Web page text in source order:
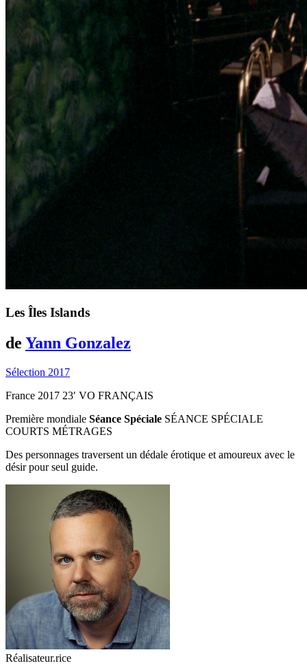
Les Îles Islands
de Yann Gonzalez
Sélection 2017
France 2017 23′ VO FRANÇAIS
Première mondiale Séance Spéciale SÉANCE SPÉCIALE
COURTS MÉTRAGES
Des personnages traversent un dédale érotique et amoureux avec le
désir pour seul guide.
Réalisateur.rice